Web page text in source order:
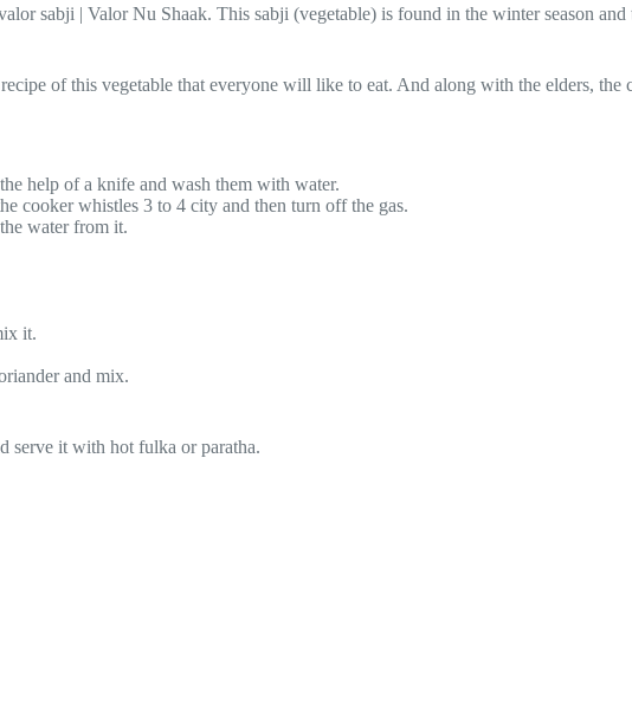
sabji | Valor Nu Shaak. This sabji (vegetable) is found in the winter season
of this vegetable that everyone will like to eat. And along with the elders, the
help of a knife and wash them with water.
cooker whistles 3 to 4 city and then turn off the gas.
water from it.
it.
and mix.
serve it with hot fulka or paratha.